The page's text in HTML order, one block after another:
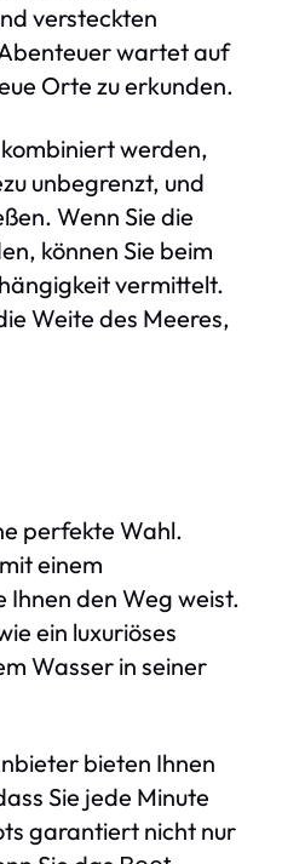
versteckten
wartet auf
Orte zu erkunden.
werden,
unbegrenzt, und
Wenn Sie die
können Sie beim
vermittelt.
Weite des Meeres,
perfekte Wahl.
einem
den Weg weist.
ein luxuriöses
Wasser in seiner
bieten Ihnen
Sie jede Minute
garantiert nicht nur